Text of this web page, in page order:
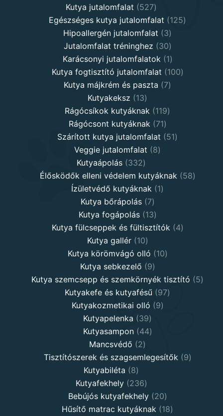
Kutya jutalomfalat 527527
products
Egészséges kutya jutalomfalat 125125
Hipoallergén jutalomfalat 33
products
Jutalomfalat tréninghez 3030
products
Karácsonyi jutalomfalatok 11
product
Kutya fogtisztító jutalomfalat 100100
Kutya májkrém és paszta 77
Kutyakeksz 1313
products
Rágócsíkok kutyáknak 119119
Rágócsont kutyáknak 7171
products
Szárított kutya jutalomfalat 5151
Veggie jutalomfalat 88
Kutyaápolás 332332
products
Élősködők elleni védelem kutyáknak 5858
Ízületvédő kutyáknak 11
Kutya bőrápolás 77
products
Kutya fogápolás 1313
products
Kutya fülcseppek és fültisztítók 44
Kutya gallér 1010
products
Kutya körömvágó olló 1010
Kutya sebkezelő 99
products
Kutya szemcsepp és szemkörnyék tisztító 55
Kutyakefe és kutyafésű 9797
Kutyakozmetikai olló 99
Kutyapelenka 3939
products
Kutyasampon 4444
Mancsvédő 22
products
Tisztítószerek és szagsemlegesítők 99
Kutyabiléta 88
products
Kutyafekhely 236236
products
Bebújós kutyafekhely 2020
products
Hűsítő matrac kutyáknak 1818